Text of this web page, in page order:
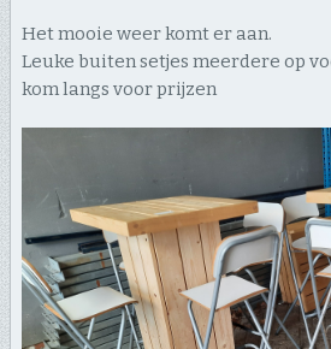
Het mooie weer komt er aan.
Leuke buiten setjes meerdere op
kom langs voor prijzen